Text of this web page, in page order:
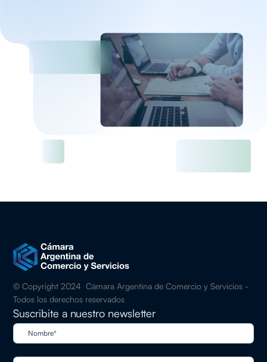
© Copyright 2024 Cámara Argentina de Comercio y Servicios -
Todos los derechos reservados
Suscribite a nuestro newsletter